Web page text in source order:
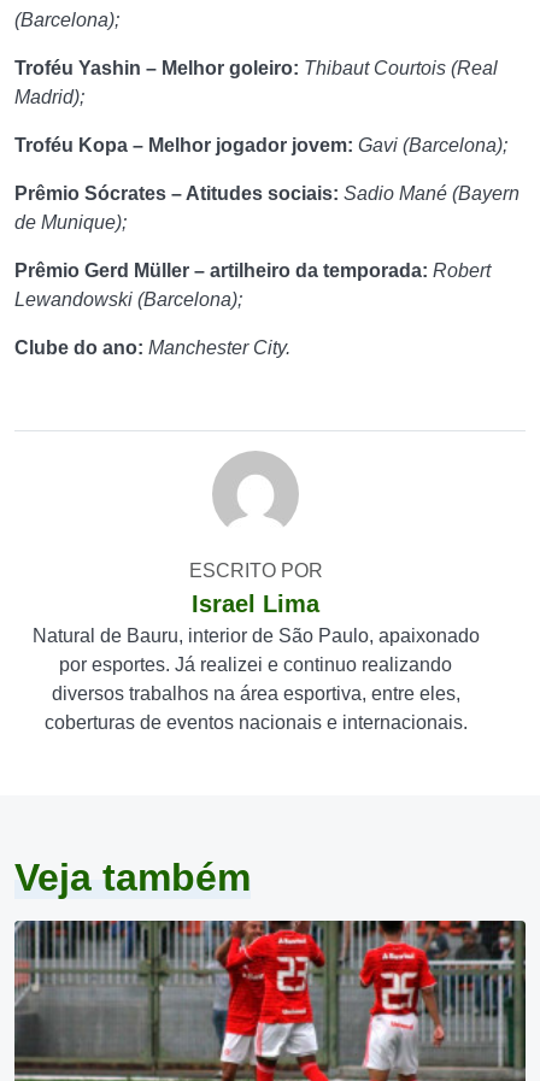
(Barcelona);
Troféu Yashin – Melhor goleiro: Thibaut Courtois (Real
Madrid);
Troféu Kopa – Melhor jogador jovem: Gavi (Barcelona);
Prêmio Sócrates – Atitudes sociais: Sadio Mané (Bayern
de Munique);
Prêmio Gerd Müller – artilheiro da temporada: Robert
Lewandowski (Barcelona);
Clube do ano: Manchester City.
ESCRITO POR
Israel Lima
Natural de Bauru, interior de São Paulo, apaixonado
por esportes. Já realizei e continuo realizando
diversos trabalhos na área esportiva, entre eles,
coberturas de eventos nacionais e internacionais.
Veja também